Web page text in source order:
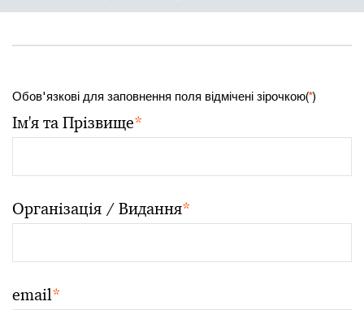
Обов'язкові для заповнення поля відмічені зірочкою(*)
Ім'я та Прізвище*
Організація / Видання*
email*